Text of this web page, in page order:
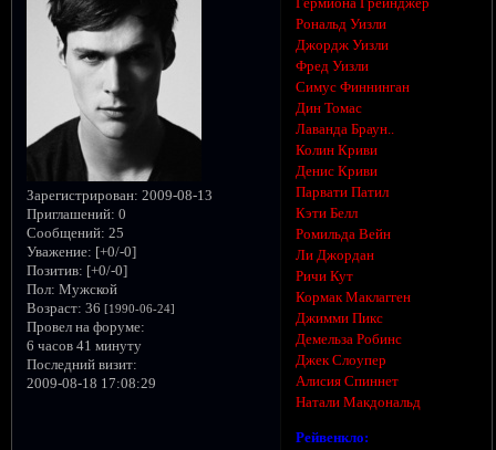
Зарегистрирован: 2009-08-13
Приглашений: 0
Сообщений: 25
Уважение: [+0/-0]
Позитив: [+0/-0]
Пол: Мужской
Возраст: 36 [1990-06-24]
Провел на форуме:
6 часов 41 минуту
Последний визит:
2009-08-18 17:08:29
Гермиона Грейнджер
Рональд Уизли
Джордж Уизли
Фред Уизли
Симус Финнинган
Дин Томас
Лаванда Браун..
Колин Криви
Денис Криви
Парвати Патил
Кэти Белл
Ромильда Вейн
Ли Джордан
Ричи Кут
Кормак Маклагген
Джимми Пикс
Демельза Робинс
Джек Слоупер
Алисия Спиннет
Натали Макдональд
Рейвенкло: